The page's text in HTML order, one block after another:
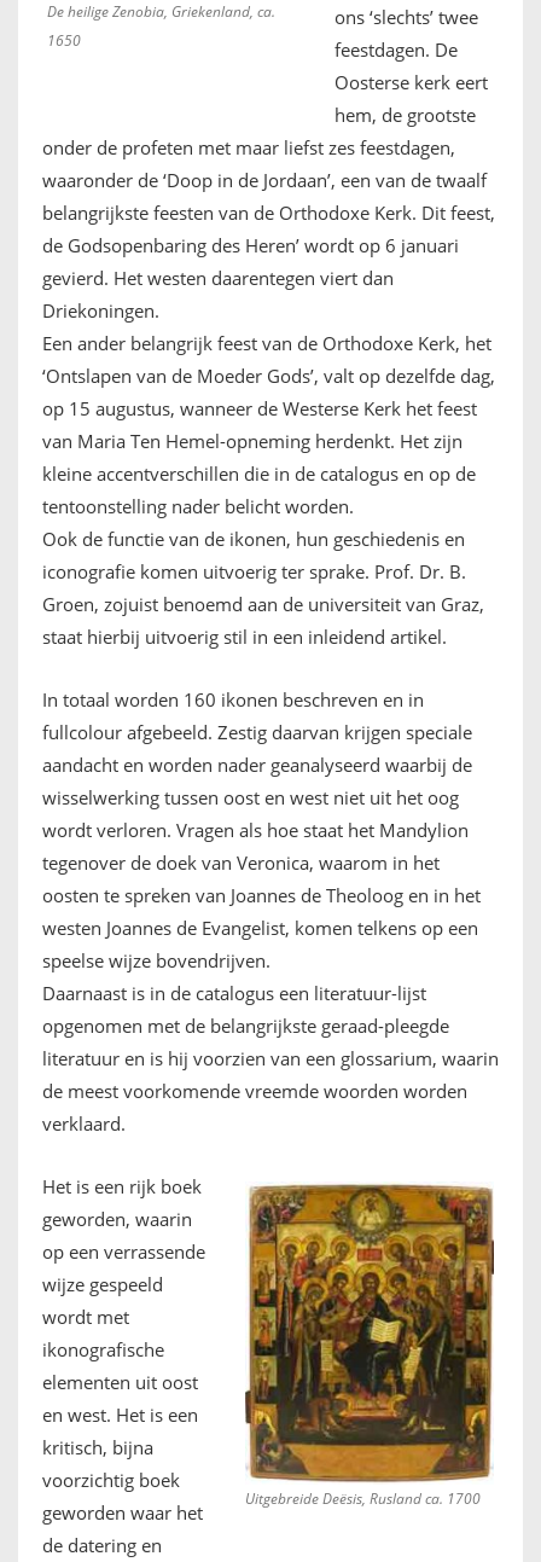
De heilige Zenobia, Griekenland, ca.
1650
ons ‘slechts’ twee
feestdagen. De
Oosterse kerk eert
hem, de grootste
onder de profeten met maar liefst zes feestdagen,
waaronder de ‘Doop in de Jordaan’, een van de twaalf
belangrijkste feesten van de Orthodoxe Kerk. Dit feest,
de Godsopenbaring des Heren’ wordt op 6 januari
gevierd. Het westen daarentegen viert dan
Driekoningen.
Een ander belangrijk feest van de Orthodoxe Kerk, het
‘Ontslapen van de Moeder Gods’, valt op dezelfde dag,
op 15 augustus, wanneer de Westerse Kerk het feest
van Maria Ten Hemel-opneming herdenkt. Het zijn
kleine accentverschillen die in de catalogus en op de
tentoonstelling nader belicht worden.
Ook de functie van de ikonen, hun geschiedenis en
iconografie komen uitvoerig ter sprake. Prof. Dr. B.
Groen, zojuist benoemd aan de universiteit van Graz,
staat hierbij uitvoerig stil in een inleidend artikel.
In totaal worden 160 ikonen beschreven en in
fullcolour afgebeeld. Zestig daarvan krijgen speciale
aandacht en worden nader geanalyseerd waarbij de
wisselwerking tussen oost en west niet uit het oog
wordt verloren. Vragen als hoe staat het Mandylion
tegenover de doek van Veronica, waarom in het
oosten te spreken van Joannes de Theoloog en in het
westen Joannes de Evangelist, komen telkens op een
speelse wijze bovendrijven.
Daarnaast is in de catalogus een literatuur-lijst
opgenomen met de belangrijkste geraad-pleegde
literatuur en is hij voorzien van een glossarium, waarin
de meest voorkomende vreemde woorden worden
verklaard.
Uitgebreide Deësis, Rusland ca. 1700
Het is een rijk boek
geworden, waarin
op een verrassende
wijze gespeeld
wordt met
ikonografische
elementen uit oost
en west. Het is een
kritisch, bijna
voorzichtig boek
geworden waar het
de datering en